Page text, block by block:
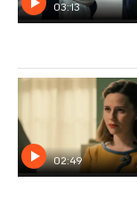
03:13
02:49